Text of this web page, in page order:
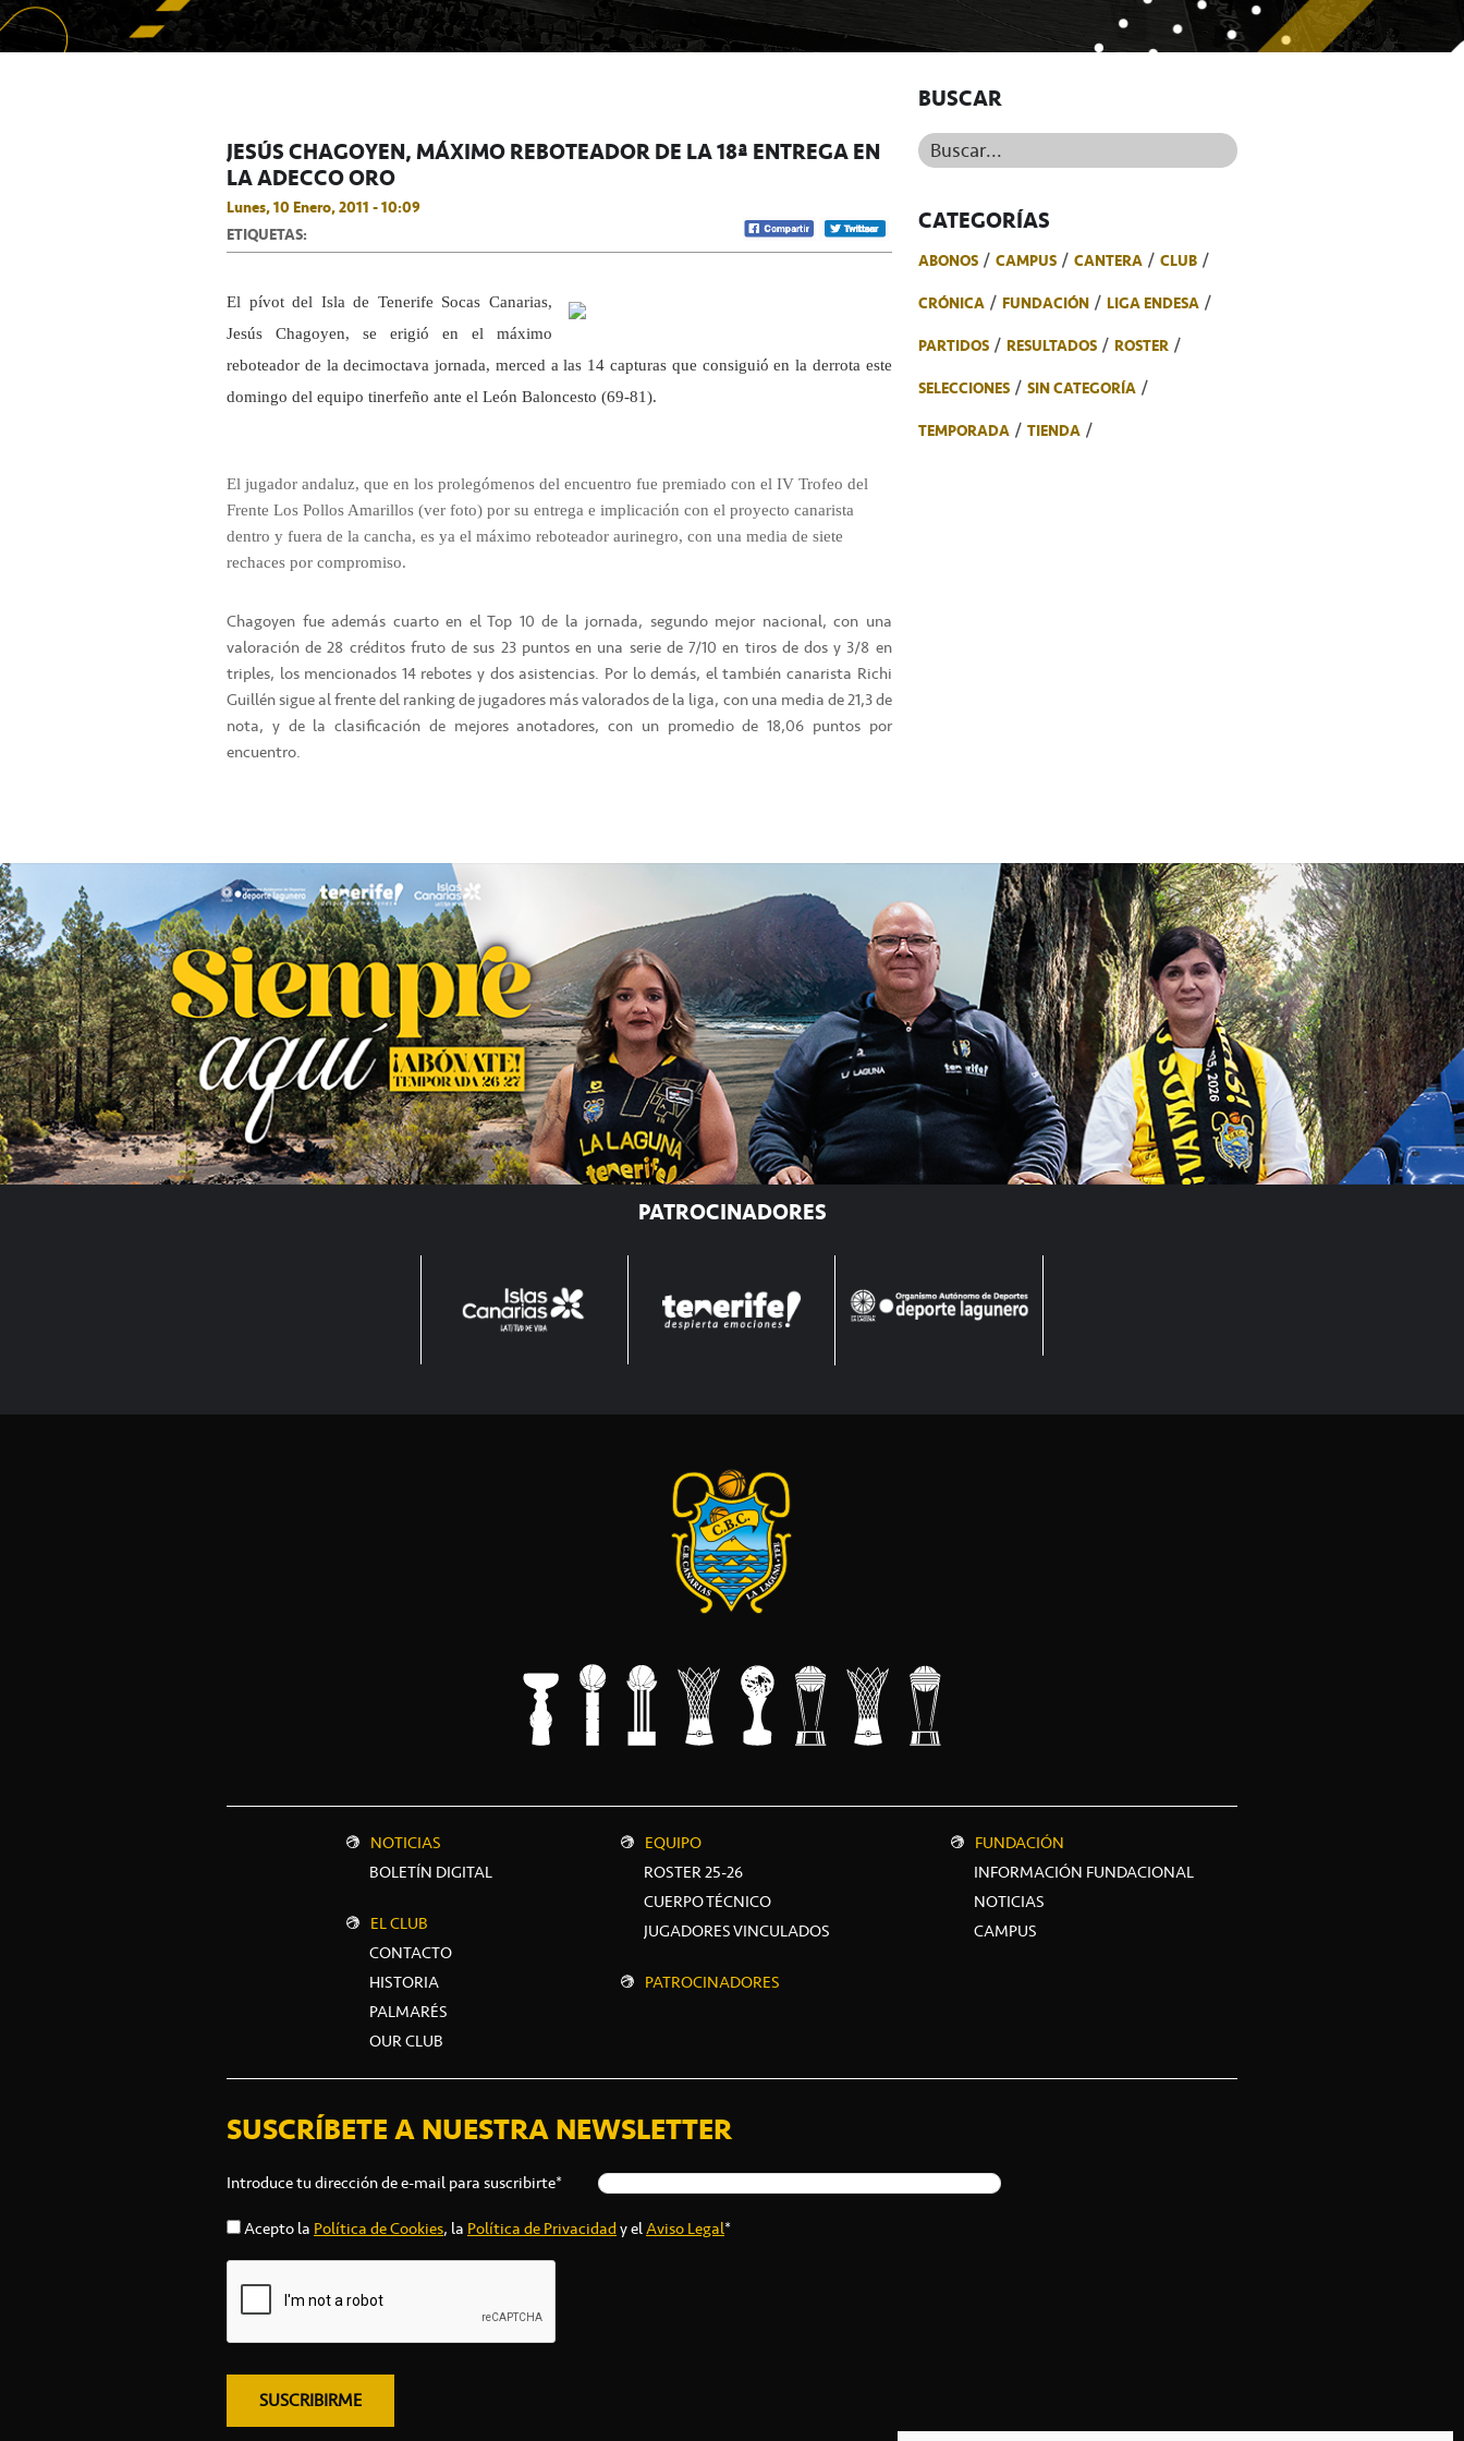
JESÚS CHAGOYEN, MÁXIMO REBOTEADOR DE LA 18ª ENTREGA EN
LA ADECCO ORO
Lunes, 10 Enero, 2011 - 10:09
ETIQUETAS:
El pívot del Isla de Tenerife Socas Canarias,
Jesús Chagoyen, se erigió en el máximo
reboteador de la decimoctava jornada, merced a las 14 capturas que consiguió en la derrota este
domingo del equipo tinerfeño ante el León Baloncesto (69-81).
El jugador andaluz, que en los prolegómenos del encuentro fue premiado con el IV Trofeo del
Frente Los Pollos Amarillos (ver foto) por su entrega e implicación con el proyecto canarista
dentro y fuera de la cancha, es ya el máximo reboteador aurinegro, con una media de siete
rechaces por compromiso.
Chagoyen fue además cuarto en el Top 10 de la jornada, segundo mejor nacional, con una
valoración de 28 créditos fruto de sus 23 puntos en una serie de 7/10 en tiros de dos y 3/8 en
triples, los mencionados 14 rebotes y dos asistencias. Por lo demás, el también canarista Richi
Guillén sigue al frente del ranking de jugadores más valorados de la liga, con una media de 21,3 de
nota, y de la clasificación de mejores anotadores, con un promedio de 18,06 puntos por
encuentro.
BUSCAR
Buscar...
CATEGORÍAS
ABONOS CAMPUS CANTERA
CLUB
CRÓNICA
FUNDACIÓN
LIGA ENDESA
PARTIDOS
RESULTADOS
ROSTER
SELECCIONES
SIN CATEGORÍA
TEMPORADA
TIENDA
PATROCINADORES
NOTICIAS
BOLETÍN DIGITAL
EL CLUB
CONTACTO
HISTORIA
PALMARÉS
OUR CLUB
EQUIPO
ROSTER 25-26
CUERPO TÉCNICO
JUGADORES VINCULADOS
PATROCINADORES
FUNDACIÓN
INFORMACIÓN FUNDACIONAL
NOTICIAS
CAMPUS
SUSCRÍBETE A NUESTRA NEWSLETTER
Introduce tu dirección de e-mail para suscribirte*
Acepto la Política de Cookies, la Política de Privacidady elAviso Legal*